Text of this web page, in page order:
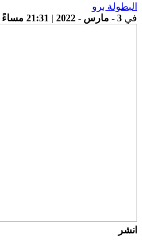
البطولة برو
في 3 - مارس - 2022 | 21:31 مساءً
انشر